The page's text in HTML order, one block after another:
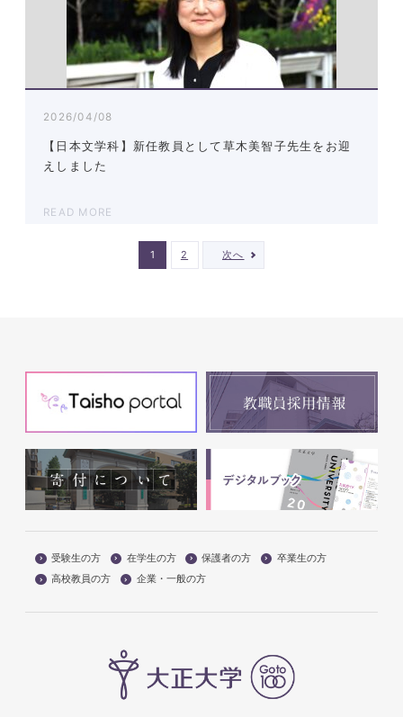
2026/04/08
【日本文学科】新任教員として草木美智子先生をお迎
えしました
READ MORE
1 2 次へ
受験生の方 在学生の方 保護者の方
卒業生の方
高校教員の方
企業・一般の方